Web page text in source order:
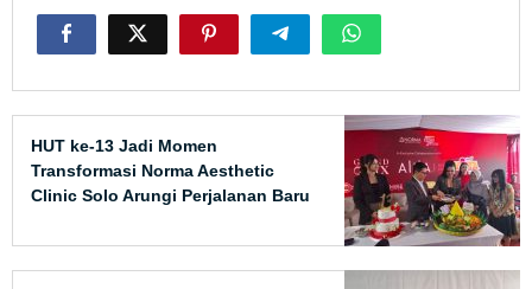
HUT ke-13 Jadi Momen
Transformasi Norma Aesthetic
Clinic Solo Arungi Perjalanan Baru